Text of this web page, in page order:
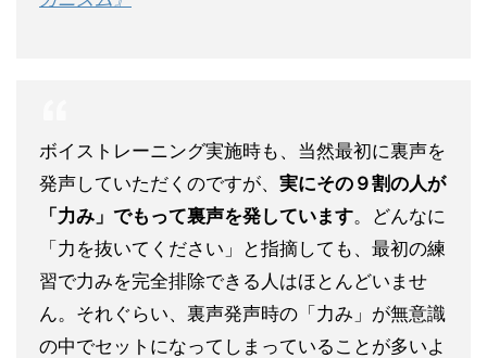
ボイストレーニング実施時も、当然最初に裏声を
発声していただくのですが、 実にその９割の人が
「力み」でもって裏声を発しています。どんなに
「力を抜いてください」と指摘しても、最初の練
習で力みを完全排除できる人はほとんどいませ
ん。それぐらい、裏声発声時の「力み」が無意識
の中でセットになってしまっていることが多いよ